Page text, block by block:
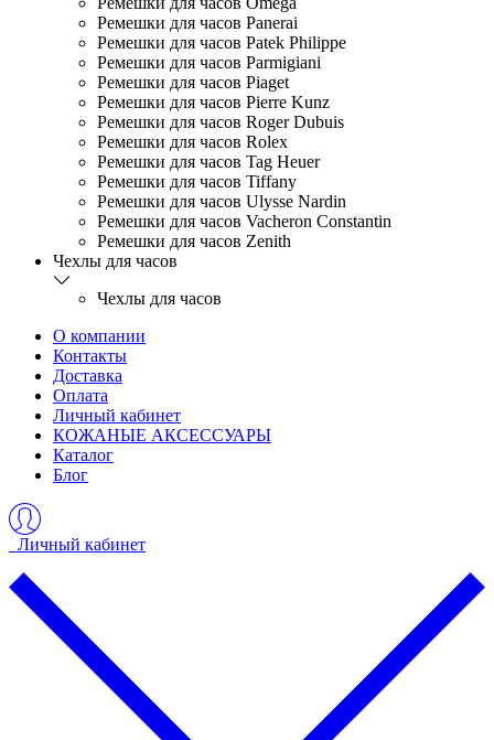
Ремешки для часов Panerai
Ремешки для часов Patek Philippe
Ремешки для часов Parmigiani
Ремешки для часов Piaget
Ремешки для часов Pierre Kunz
Ремешки для часов Roger Dubuis
Ремешки для часов Rolex
Ремешки для часов Tag Heuer
Ремешки для часов Tiffany
Ремешки для часов Ulysse Nardin
Ремешки для часов Vacheron Constantin
Ремешки для часов Zenith
Чехлы для часов
Чехлы для часов
О компании
Контакты
Доставка
Оплата
Личный кабинет
КОЖАНЫЕ АКСЕССУАРЫ
Каталог
Блог
Личный кабинет